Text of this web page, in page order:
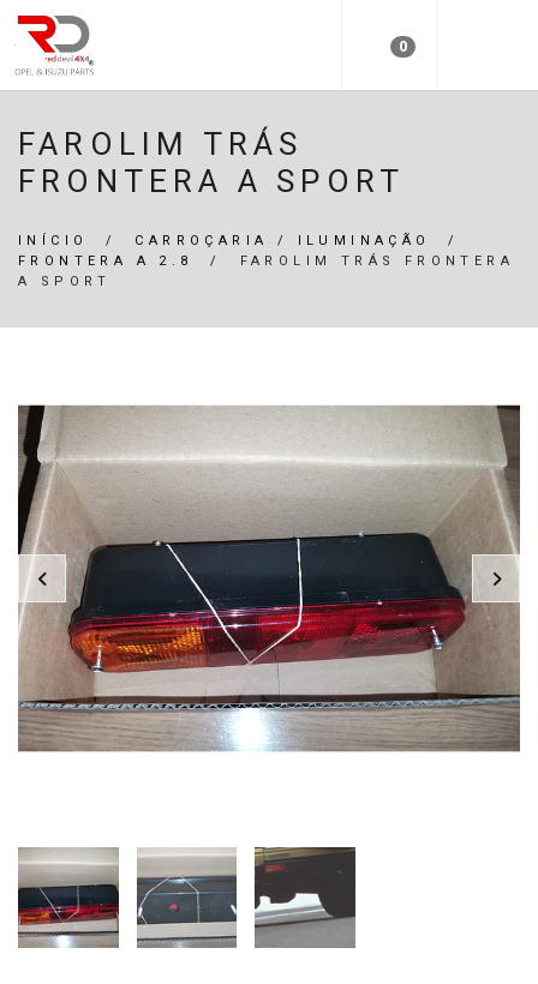
0
FAROLIM TRÁS
FRONTERA A SPORT
INÍCIO / CARROÇARIA / ILUMINAÇÃO
/
FRONTERA A 2.8
/
FAROLIM TRÁS FRONTERA
A SPORT